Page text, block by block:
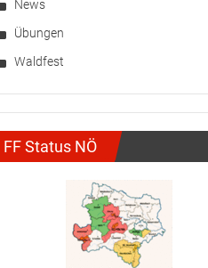
News
Übungen
Waldfest
FF Status NÖ